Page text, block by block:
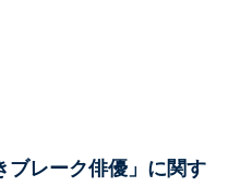
ブレーク俳優」に関す